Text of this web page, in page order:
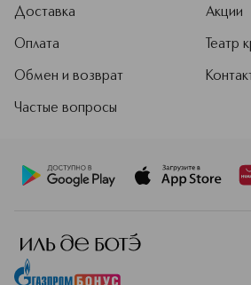
Доставка
Оплата
Обмен и возврат
Частые вопросы
Акции
Театр